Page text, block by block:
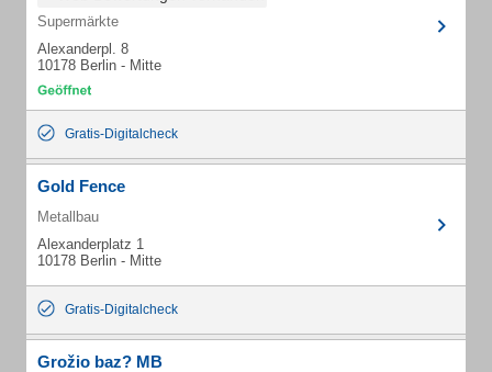
Supermärkte
Alexanderpl. 8
10178 Berlin - Mitte
Gratis-Digitalcheck
Gold Fence
Metallbau
Alexanderplatz 1
10178 Berlin - Mitte
Gratis-Digitalcheck
Grožio baz? MB